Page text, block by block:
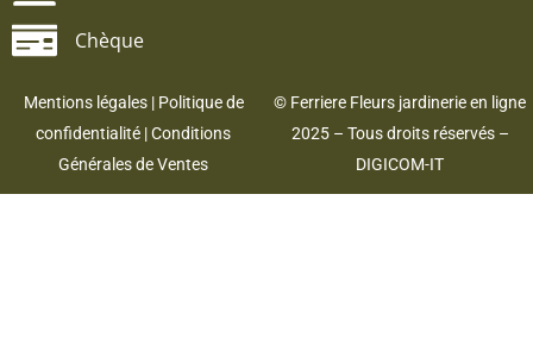
Chèque
Mentions légales| Politique de
confidentialité |Conditions
Générales de Ventes
© Ferriere Fleurs jardinerie en ligne
2025 – Tous droits réservés –
DIGICOM-IT